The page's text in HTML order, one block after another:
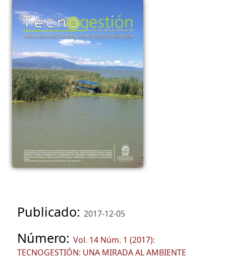
Publicado: 2017-12-05
Número: Vol. 14 Núm. 1 (2017):
TECNOGESTIÓN: UNA MIRADA AL AMBIENTE